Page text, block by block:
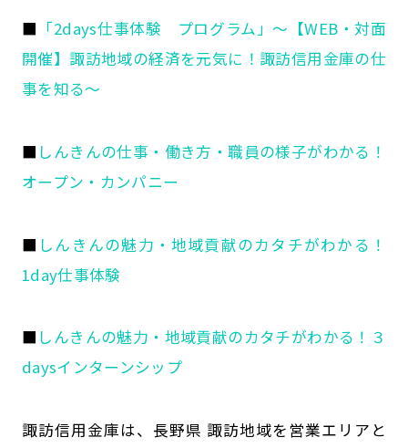
LINE登録
プライバシーポリシー
公式SNSはこちら
■ 「2days仕事体験 プログラム」～【WEB・対面
開催】諏訪地域の経済を元気に！諏訪信用金庫の仕
事を知る～
■ しんきんの仕事・働き方・職員の様子がわかる！
オープン・カンパニー
■ しんきんの魅力・地域貢献のカタチがわかる！
1day仕事体験
■ しんきんの魅力・地域貢献のカタチがわかる！３
daysインターンシップ
諏訪信用金庫は、長野県 諏訪地域を営業エリアと